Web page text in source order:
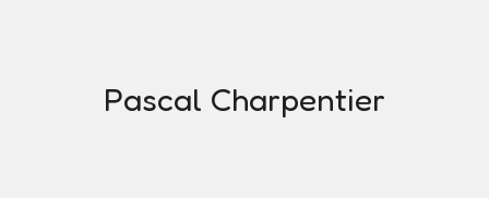
Pascal Charpentier